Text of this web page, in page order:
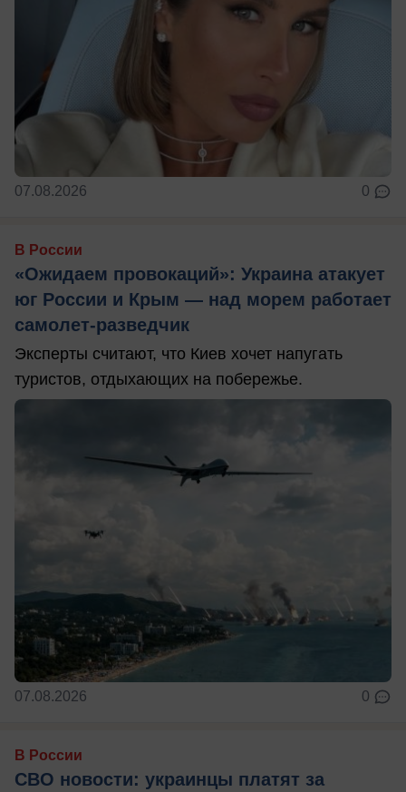
07.08.2026 0
В России
«Ожидаем провокаций»: Украина атакует
юг России и Крым — над морем работает
самолет-разведчик
Эксперты считают, что Киев хочет напугать
туристов, отдыхающих на побережье.
07.08.2026 0
В России
СВО новости: украинцы платят за